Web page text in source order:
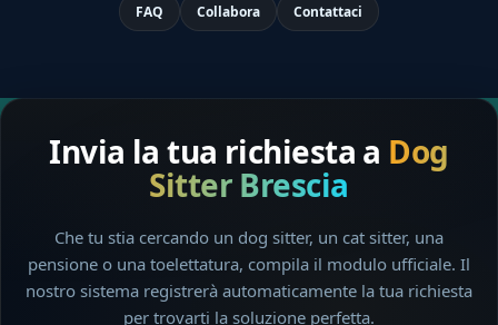
FAQ Collabora Contattaci
Invia la tua richiesta a Dog
Sitter Brescia
Che tu stia cercando un dog sitter, un cat sitter, una
pensione o una toelettatura, compila il modulo ufficiale. Il
nostro sistema registrerà automaticamente la tua richiesta
per trovarti la soluzione perfetta.